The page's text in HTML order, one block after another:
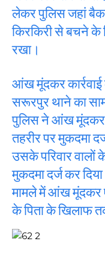
लेकर पुलिस जहां
किरकिरी से बचने के
रखा।
आंख मूंदकर कार्रवाई
सरूरपुर थाने का
पुलिस ने आंख मूंदकर
तहरीर पर मुकदमा
उसके परिवार वालों
मुकदमा दर्ज कर
मामले में आंख मूंदकर
के पिता के खिलाफ तक